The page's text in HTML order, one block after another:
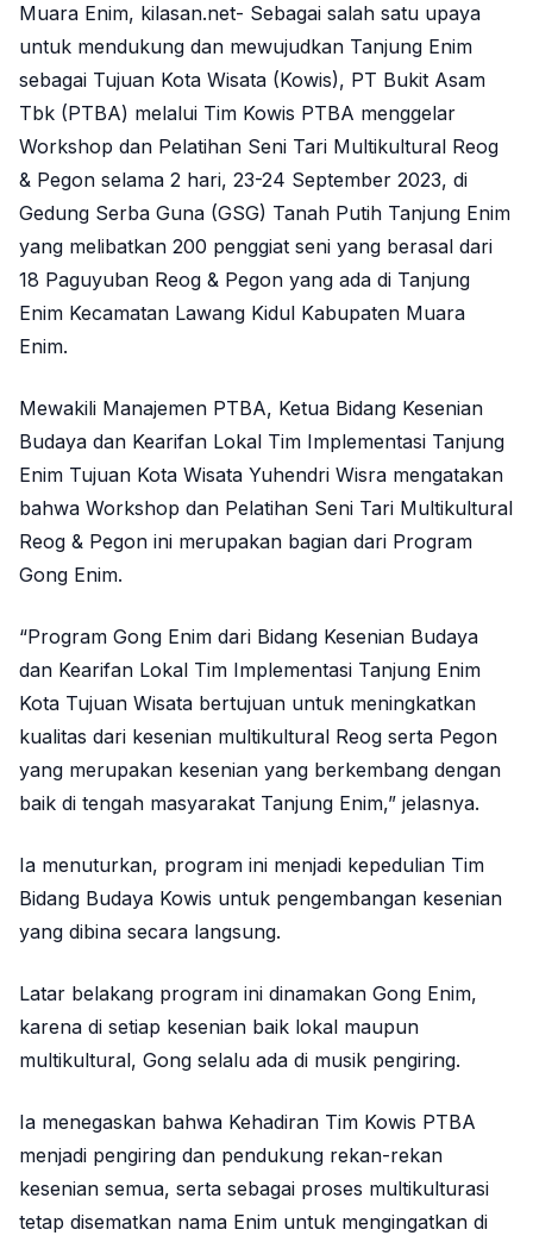
Muara Enim, kilasan.net- Sebagai salah satu upaya
untuk mendukung dan mewujudkan Tanjung Enim
sebagai Tujuan Kota Wisata (Kowis), PT Bukit Asam
Tbk (PTBA) melalui Tim Kowis PTBA menggelar
Workshop dan Pelatihan Seni Tari Multikultural Reog
& Pegon selama 2 hari, 23-24 September 2023, di
Gedung Serba Guna (GSG) Tanah Putih Tanjung Enim
yang melibatkan 200 penggiat seni yang berasal dari
18 Paguyuban Reog & Pegon yang ada di Tanjung
Enim Kecamatan Lawang Kidul Kabupaten Muara
Enim.
Mewakili Manajemen PTBA, Ketua Bidang Kesenian
Budaya dan Kearifan Lokal Tim Implementasi Tanjung
Enim Tujuan Kota Wisata Yuhendri Wisra mengatakan
bahwa Workshop dan Pelatihan Seni Tari Multikultural
Reog & Pegon ini merupakan bagian dari Program
Gong Enim.
“Program Gong Enim dari Bidang Kesenian Budaya
dan Kearifan Lokal Tim Implementasi Tanjung Enim
Kota Tujuan Wisata bertujuan untuk meningkatkan
kualitas dari kesenian multikultural Reog serta Pegon
yang merupakan kesenian yang berkembang dengan
baik di tengah masyarakat Tanjung Enim,” jelasnya.
Ia menuturkan, program ini menjadi kepedulian Tim
Bidang Budaya Kowis untuk pengembangan kesenian
yang dibina secara langsung.
Latar belakang program ini dinamakan Gong Enim,
karena di setiap kesenian baik lokal maupun
multikultural, Gong selalu ada di musik pengiring.
Ia menegaskan bahwa Kehadiran Tim Kowis PTBA
menjadi pengiring dan pendukung rekan-rekan
kesenian semua, serta sebagai proses multikulturasi
tetap disematkan nama Enim untuk mengingatkan di